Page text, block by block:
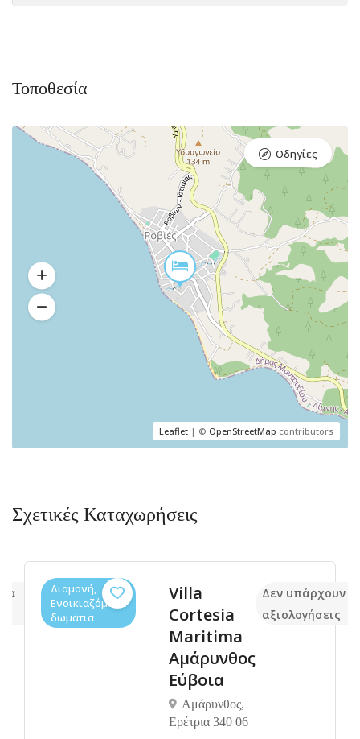
Τοποθεσία
Leaflet | © OpenStreetMap contributors
Οδηγίες
Σχετικές Καταχωρήσεις
Διαμονή,
Ενοικιαζόμενα
δωμάτια
Villa
Cortesia
Maritima
Αμάρυνθος
Εύβοια
Αμάρυνθος,
Ερέτρια 340 06
Δεν υπάρχουν
αξιολογήσεις